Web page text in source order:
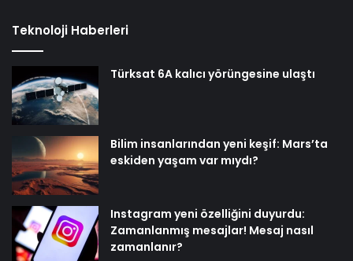
Teknoloji Haberleri
Türksat 6A kalıcı yörüngesine ulaştı
Bilim insanlarından yeni keşif: Mars’ta
eskiden yaşam var mıydı?
Instagram yeni özelliğini duyurdu:
Zamanlanmış mesajlar! Mesaj nasıl
zamanlanır?